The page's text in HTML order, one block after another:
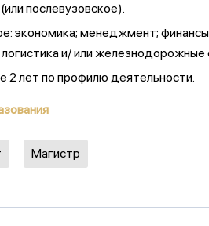
послевузовское).
экономика; менеджмент;
логистика и/ или железнодорожные
2 лет по профилю деятельности.
Магистр